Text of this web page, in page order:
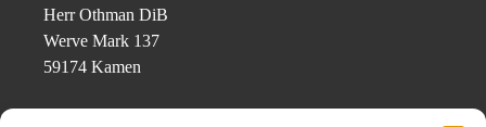
Herr Othman DiB
Werve Mark 137
59174 Kamen